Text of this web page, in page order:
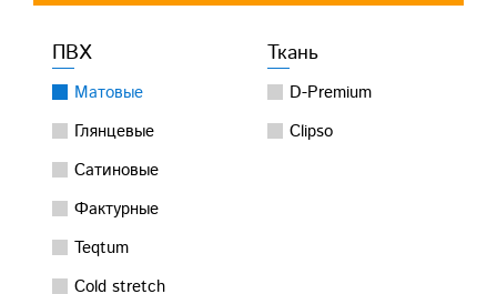
ПВХ
Матовые
Глянцевые
Сатиновые
Фактурные
Teqtum
Cold stretch
Ткань
D-Premium
Clipso